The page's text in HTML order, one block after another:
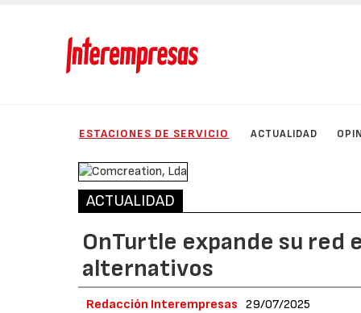
ESTACIONES DE SERVICIO ACTUALIDAD
ACTUALIDAD
OnTurtle expande su red
alternativos
Redacción Interempresas 29/07/2025